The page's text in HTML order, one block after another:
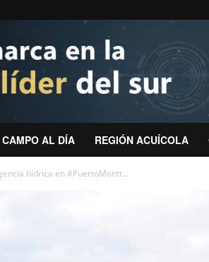
CAMPO AL DÍA REGIÓN ACUÍCOLA
hídrica en #PuertoMontt...